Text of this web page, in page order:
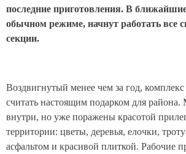
последние приготовления. В ближайшие
обычном режиме, начнут работать все
секции.
Воздвигнутый менее чем за год,
считать настоящим подарком для
внутри, но уже поражены красотой
территории: цветы, деревья, елочки,
асфальтом и красивой плиткой. Рабочие